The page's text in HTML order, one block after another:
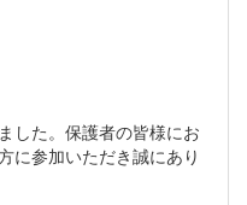
した。保護者の皆様にお
に参加いただき誠にあり